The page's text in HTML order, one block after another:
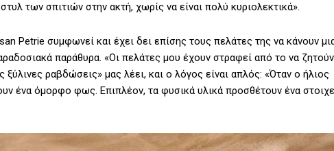
των σπιτιών στην ακτή, χωρίς να είναι πολύ κυριολεκτικά».
Petrie συμφωνεί και έχει δει επίσης τους πελάτες της να κάνουν
παράθυρα. «Οι πελάτες μου έχουν στραφεί από το να
ραβδώσεις» μας λέει, και ο λόγος είναι απλός: «Όταν ο ήλιος
ένα όμορφο φως. Επιπλέον, τα φυσικά υλικά προσθέτουν ένα